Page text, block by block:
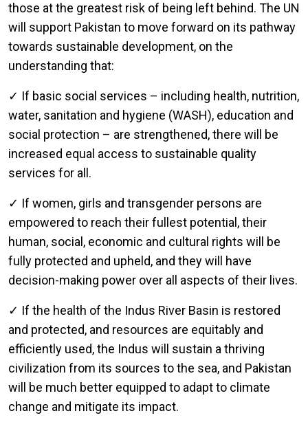
those at the greatest risk of being left behind. The UN
will support Pakistan to move forward on its pathway
towards sustainable development, on the
understanding that:
✓ If basic social services – including health, nutrition,
water, sanitation and hygiene (WASH), education and
social protection – are strengthened, there will be
increased equal access to sustainable quality
services for all.
✓ If women, girls and transgender persons are
empowered to reach their fullest potential, their
human, social, economic and cultural rights will be
fully protected and upheld, and they will have
decision-making power over all aspects of their lives.
✓ If the health of the Indus River Basin is restored
and protected, and resources are equitably and
efficiently used, the Indus will sustain a thriving
civilization from its sources to the sea, and Pakistan
will be much better equipped to adapt to climate
change and mitigate its impact.